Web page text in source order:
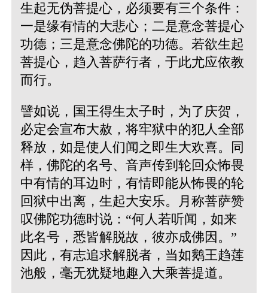
生起无伪菩提心，必须要有三个条件：
一是缘有情的大悲心；二是意念菩提心
功德；三是意念佛陀的功德。若欲生起
菩提心，趋入菩萨行者，于此尤应依教
而行。
譬如说，国王得生太子时，为了庆贺，
必定会宣布大赦，将牢狱中的犯人全部
释放，如是使人们闻之即生大欢喜。同
样，佛陀的名号、音声传到轮回众怖畏
中有情的耳边时，有情即能从怖畏的轮
回狱中出离，生起大安乐。月称菩萨赞
叹佛陀功德时说：“何人若听闻，如来
此名号，悉皆解脱故，彼亦成佛因。”
因此，有志追求解脱者，当如鹅王趋莲
池般，毫无犹疑地趣入大乘菩提道。